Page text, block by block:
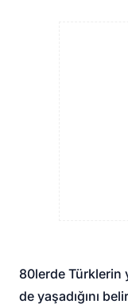
80lerde Türklerin
de yaşadığını